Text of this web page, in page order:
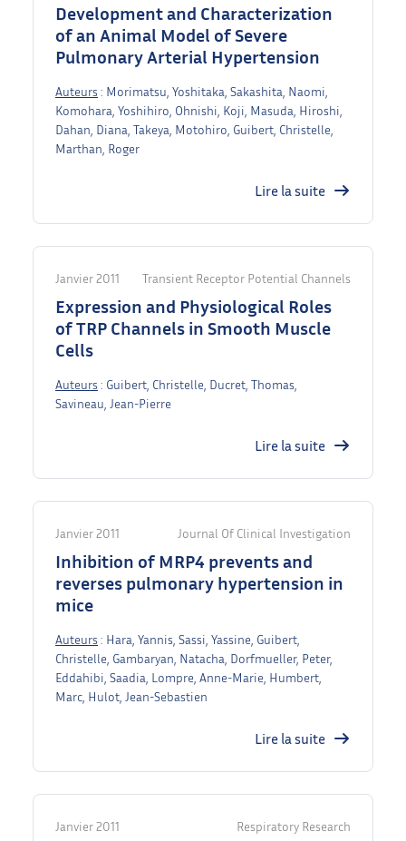
Development and Characterization
of an Animal Model of Severe
Pulmonary Arterial Hypertension
Auteurs : Morimatsu, Yoshitaka, Sakashita, Naomi,
Komohara, Yoshihiro, Ohnishi, Koji, Masuda, Hiroshi,
Dahan, Diana, Takeya, Motohiro, Guibert, Christelle,
Marthan, Roger
Lire la suite
Janvier 2011 Transient Receptor Potential Channels
Expression and Physiological Roles
of TRP Channels in Smooth Muscle
Cells
Auteurs : Guibert, Christelle, Ducret, Thomas,
Savineau, Jean-Pierre
Lire la suite
Janvier 2011 Journal Of Clinical Investigation
Inhibition of MRP4 prevents and
reverses pulmonary hypertension in
mice
Auteurs : Hara, Yannis, Sassi, Yassine, Guibert,
Christelle, Gambaryan, Natacha, Dorfmueller, Peter,
Eddahibi, Saadia, Lompre, Anne-Marie, Humbert,
Marc, Hulot, Jean-Sebastien
Lire la suite
Janvier 2011 Respiratory Research